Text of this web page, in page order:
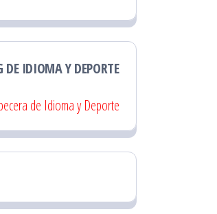
DE IDIOMA Y DEPORTE